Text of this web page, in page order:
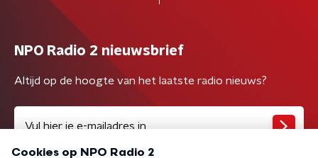
NPO Radio 2 nieuwsbrief
Altijd op de hoogte van het laatste radio nieuws?